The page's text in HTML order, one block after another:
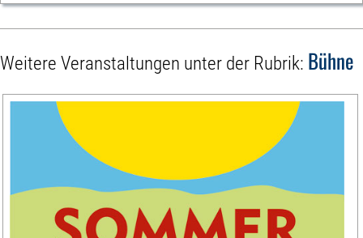
Weitere Veranstaltungen unter der Rubrik: Bühne